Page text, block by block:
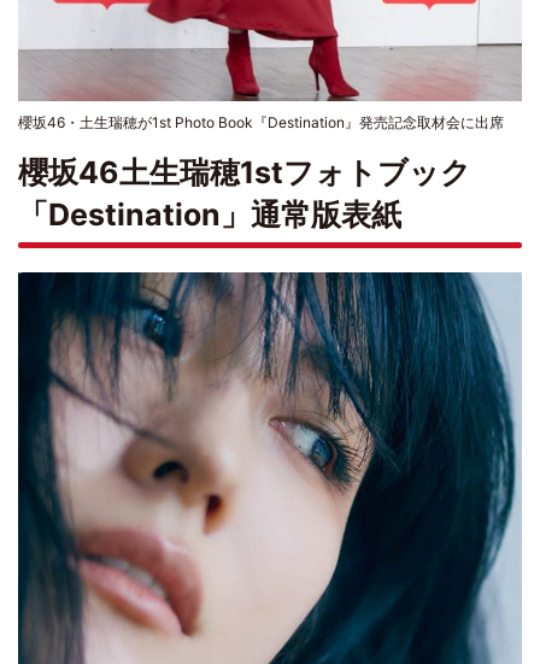
櫻坂46・土生瑞穂が1st Photo Book『Destination』発売記念取材会に出席
櫻坂46土生瑞穂1stフォトブック
「Destination」通常版表紙